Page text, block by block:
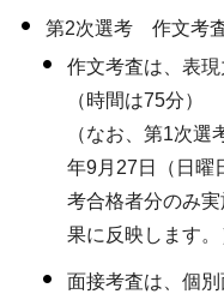
第2次選考 作文考査
作文考査は、表現
（時間は75分）
（なお、第1次
年9月27日（日曜
考合格者分のみ
果に反映します。
面接考査は、個別